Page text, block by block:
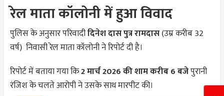
रेल माता कॉलोनी में हुआ विवाद
पुलिस के अनुसार परिवादीदिनेश दास पुत्र रामदास(उम्र करीब 32
वर्ष) निवासी रेल माता कॉलोनी ने रिपोर्ट दी है।
रिपोर्ट में बताया गया कि2 मार्च 2026 की शाम करीब 6 बजेपुरानी
रंजिश के चलते आरोपी ने उसके साथ मारपीट की।